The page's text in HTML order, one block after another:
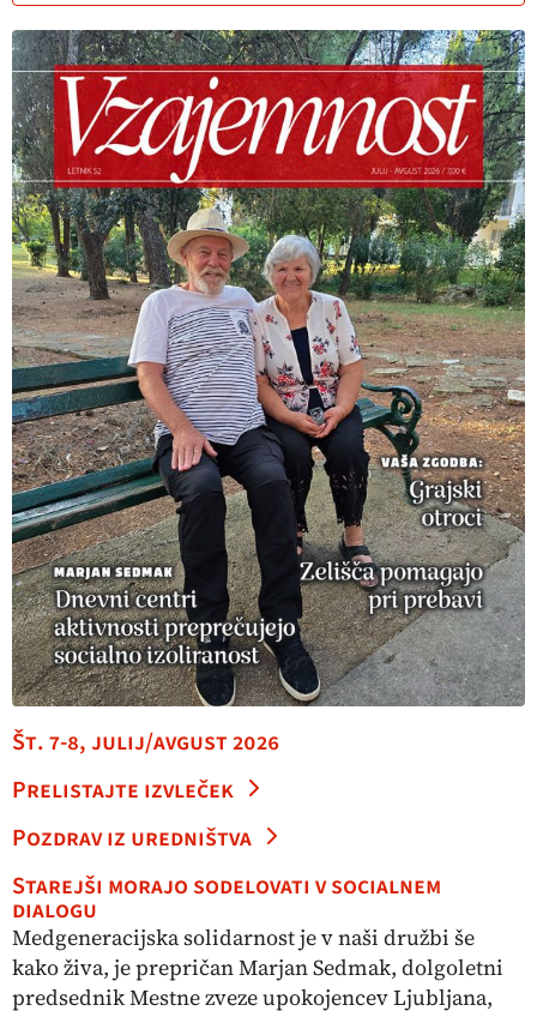
Št. 7-8, julij/avgust 2026
Prelistajte izvleček
Pozdrav iz uredništva
Starejši morajo sodelovati v socialnem
dialogu
Medgeneracijska solidarnost je v naši družbi še
kako živa, je prepričan Marjan Sedmak, dolgoletni
predsednik Mestne zveze upokojencev Ljubljana,